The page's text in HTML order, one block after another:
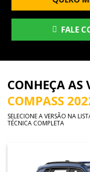
FALE
CONHEÇA AS
COMPASS
SELECIONE A VERSÃO NA
TÉCNICA COMPLETA